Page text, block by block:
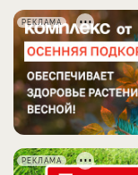
РЕКЛАМА
РЕКЛАМА